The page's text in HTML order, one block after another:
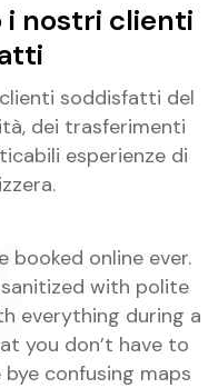
i nostri clienti
soddisfatti del
dei trasferimenti
esperienze di
been on a
and booked
services to get
car class as I had
met us on-time at